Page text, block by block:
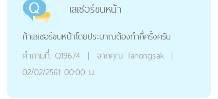
เลเซอร์ขนหน้า
ถ้าเลเซอร์ขนหน้าโดยประมาณต้องทำกี่ครั้งครับ
คำถามที่: Q19674 | จากคุณ Tanongsak |
02/02/2561 00:00 น.